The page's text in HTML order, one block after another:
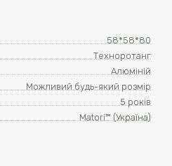
58*58*80
Техноротанг
Алюміній
Можливий будь-який розмір
5 років
Matori™ (Україна)